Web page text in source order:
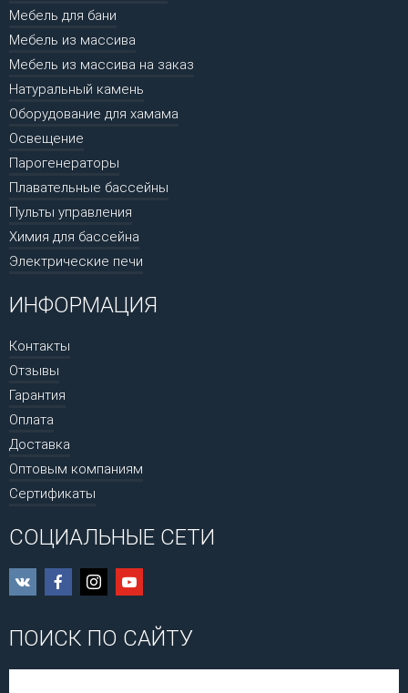
Мебель для бани
Мебель из массива
Мебель из массива на заказ
Натуральный камень
Оборудование для хамама
Освещение
Парогенераторы
Плавательные бассейны
Пульты управления
Химия для бассейна
Электрические печи
ИНФОРМАЦИЯ
Контакты
Отзывы
Гарантия
Оплата
Доставка
Оптовым компаниям
Сертификаты
СОЦИАЛЬНЫЕ СЕТИ
ПОИСК ПО САЙТУ